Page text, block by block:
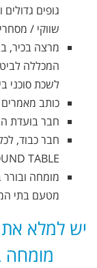
גופים
שווקי /
מרצה בכיר,
המכללה
לשכת סוכני
כותב מאמרים
חבר בועדת
חבר כבוד,
TABLE.
מומחה
מטעם בתי
יש למלא
מומחה